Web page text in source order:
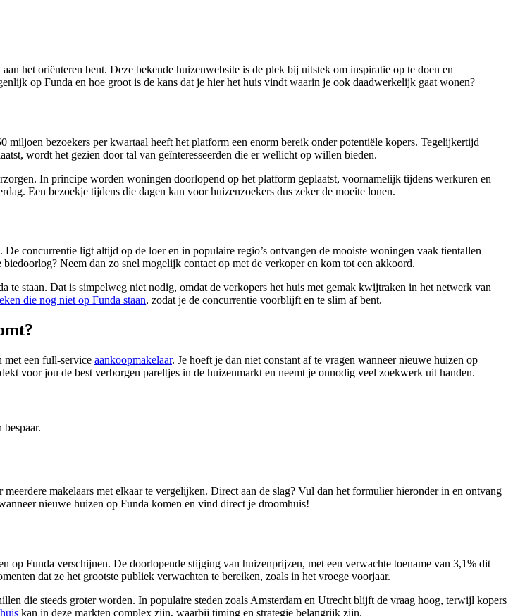
het oriënteren bent. Deze bekende huizenwebsite is de plek bij uitstek om inspiratie op te doen en
op Funda en hoe groot is de kans dat je hier het huis vindt waarin je ook daadwerkelijk gaat wonen?
bezoekers per kwartaal heeft het platform een enorm bereik onder potentiële kopers. Tegelijkertijd
wordt het gezien door tal van geïnteresseerden die er wellicht op willen bieden.
In principe worden woningen doorlopend op het platform geplaatst, voornamelijk tijdens werkuren en
Een bezoekje tijdens die dagen kan voor huizenzoekers dus zeker de moeite lonen.
concurrentie ligt altijd op de loer en in populaire regio’s ontvangen de mooiste woningen vaak tientallen
Neem dan zo snel mogelijk contact op met de verkoper en kom tot een akkoord.
te staan. Dat is simpelweg niet nodig, omdat de verkopers het huis met gemak kwijtraken in het netwerk van
die nog niet op Funda staan, zodat je de concurrentie voorblijft en te slim af bent.
met een full-service aankoopmakelaar. Je hoeft je dan niet constant af te vragen wanneer nieuwe huizen op
voor jou de best verborgen pareltjes in de huizenmarkt en neemt je onnodig veel zoekwerk uit handen.
makelaars met elkaar te vergelijken. Direct aan de slag? Vul dan het formulier hieronder in en ontvang
nieuwe huizen op Funda komen en vind direct je droomhuis!
Funda verschijnen. De doorlopende stijging van huizenprijzen, met een verwachte toename van 3,1% dit
dat ze het grootste publiek verwachten te bereiken, zoals in het vroege voorjaar.
die steeds groter worden. In populaire steden zoals Amsterdam en Utrecht blijft de vraag hoog, terwijl kopers
kan in deze markten complex zijn, waarbij timing en strategie belangrijk zijn.